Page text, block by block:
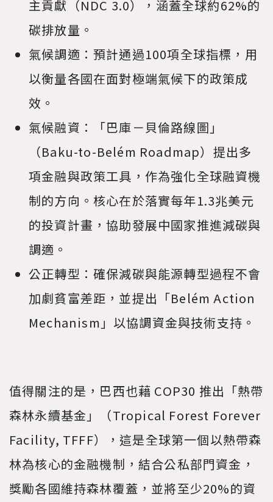
主貢獻（NDC 3.0），涵蓋全球約62%的
碳排放量。
氣候調適：預計通過100項全球指標，用
以衡量各國在面對極端氣候下的政策成
效。
氣候融資：「巴庫－貝倫路線圖」
（Baku-to-Belém Roadmap）提出多
項金融與政策工具，作為強化全球融資機
制的方向。核心在於落實每年1.3兆美元
的投資計畫，協助發展中國家推進減碳與
調適。
公正轉型：確保減碳與能源轉型過程不會
加劇貧富差距，並提出「Belém Action
Mechanism」以協調資金與技術支持。
值得關注的是，巴西也藉 COP30 推出「熱帶
森林永續基金」（Tropical Forest Forever
Facility, TFFF），這是全球第一個以熱帶森
林為核心的金融機制，結合公私部門資金，
獎勵各國維持森林覆蓋，並將至少20%的資